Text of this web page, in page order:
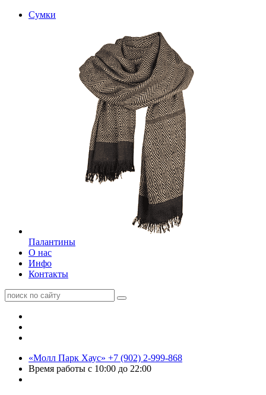
Сумки
Палантины
О нас
Инфо
Контакты
«Молл Парк Хаус» +7 (902) 2-999-868
Время работы с 10:00 до 22:00